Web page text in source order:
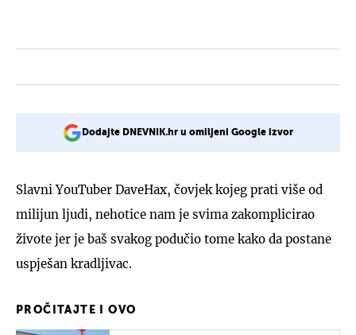
Dodajte DNEVNIK.hr u omiljeni Google izvor
Slavni YouTuber DaveHax, čovjek kojeg prati više od
milijun ljudi, nehotice nam je svima zakomplicirao
živote jer je baš svakog podučio tome kako da postane
uspješan kradljivac.
PROČITAJTE I OVO